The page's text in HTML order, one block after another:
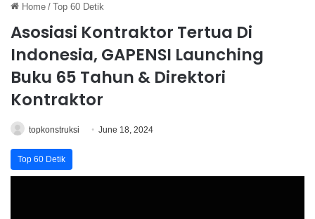
Home / Top 60 Detik
Asosiasi Kontraktor Tertua Di
Indonesia, GAPENSI Launching
Buku 65 Tahun & Direktori
Kontraktor
topkonstruksi June 18, 2024
Top 60 Detik